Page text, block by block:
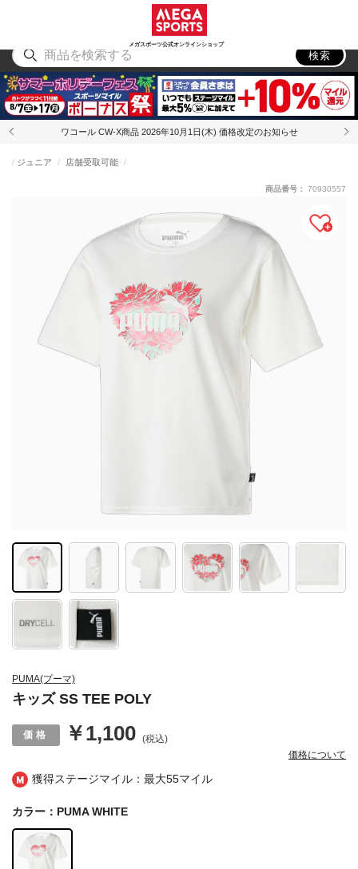
メガスポーツ公式オンラインショップ
アウトドア
検索
ワコール CW-X商品 2026年10月1日(木) 価格改定のお知らせ
獲得ステージマイル：最大55マイル
PUMA(プーマ)
キッズ SS TEE POLY
ジュニア 店舗受取可能
￥1,100 (税込)
価格について
商品番号： 70930557
カラー：PUMA WHITE